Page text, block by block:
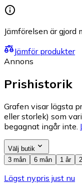
Jämförelsen är gjord
Jämför produkter
Annons
Prishistorik
Grafen visar lägsta
eller storlek) som
begagnat ingår inte.
Välj butik
3 mån
6 mån 1 år
Lägst nypris just nu